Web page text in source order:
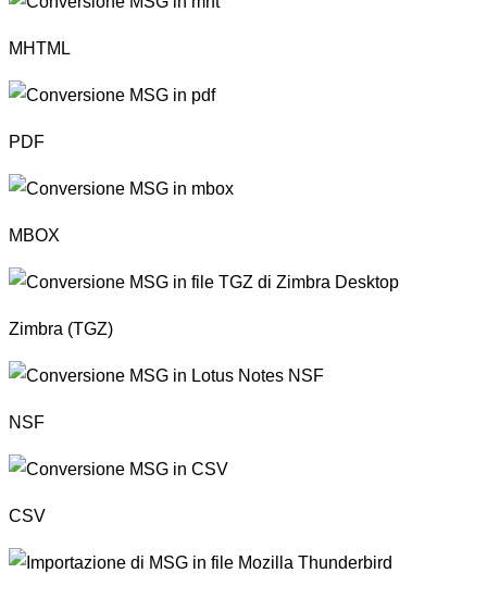
MHTML
PDF
MBOX
Zimbra (TGZ)
NSF
CSV